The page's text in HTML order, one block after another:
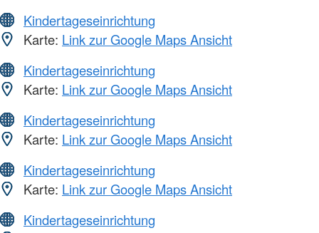
Kindertageseinrichtung
Karte: Link zur Google Maps Ansicht
Kindertageseinrichtung
Karte: Link zur Google Maps Ansicht
Kindertageseinrichtung
Karte: Link zur Google Maps Ansicht
Kindertageseinrichtung
Karte: Link zur Google Maps Ansicht
Kindertageseinrichtung